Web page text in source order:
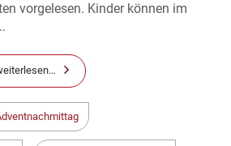
vorgelesen. Kinder können im